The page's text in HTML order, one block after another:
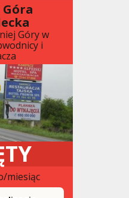
Góry w
i
miesiąc